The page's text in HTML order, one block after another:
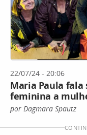
22/07/24 - 20:06
Maria Paula
feminina a
por Dagmara Spautz